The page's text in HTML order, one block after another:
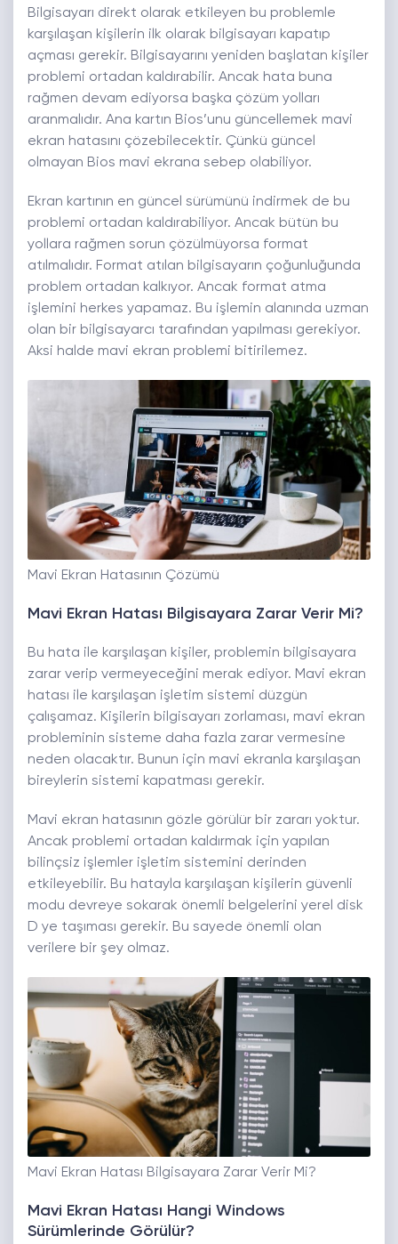
Bilgisayarı direkt olarak etkileyen bu problemle
karşılaşan kişilerin ilk olarak bilgisayarı kapatıp
açması gerekir. Bilgisayarını yeniden başlatan kişiler
problemi ortadan kaldırabilir. Ancak hata buna
rağmen devam ediyorsa başka çözüm yolları
aranmalıdır. Ana kartın Bios’unu güncellemek mavi
ekran hatasını çözebilecektir. Çünkü güncel
olmayan Bios mavi ekrana sebep olabiliyor.
Ekran kartının en güncel sürümünü indirmek de bu
problemi ortadan kaldırabiliyor. Ancak bütün bu
yollara rağmen sorun çözülmüyorsa format
atılmalıdır. Format atılan bilgisayarın çoğunluğunda
problem ortadan kalkıyor. Ancak format atma
işlemini herkes yapamaz. Bu işlemin alanında uzman
olan bir bilgisayarcı tarafından yapılması gerekiyor.
Aksi halde mavi ekran problemi bitirilemez.
Mavi Ekran Hatasının Çözümü
Mavi Ekran Hatası Bilgisayara Zarar Verir Mi?
Bu hata ile karşılaşan kişiler, problemin bilgisayara
zarar verip vermeyeceğini merak ediyor. Mavi ekran
hatası ile karşılaşan işletim sistemi düzgün
çalışamaz. Kişilerin bilgisayarı zorlaması, mavi ekran
probleminin sisteme daha fazla zarar vermesine
neden olacaktır. Bunun için mavi ekranla karşılaşan
bireylerin sistemi kapatması gerekir.
Mavi ekran hatasının gözle görülür bir zararı yoktur.
Ancak problemi ortadan kaldırmak için yapılan
bilinçsiz işlemler işletim sistemini derinden
etkileyebilir. Bu hatayla karşılaşan kişilerin güvenli
modu devreye sokarak önemli belgelerini yerel disk
D ye taşıması gerekir. Bu sayede önemli olan
verilere bir şey olmaz.
Mavi Ekran Hatası Bilgisayara Zarar Verir Mi?
Mavi Ekran Hatası Hangi Windows
Sürümlerinde Görülür?